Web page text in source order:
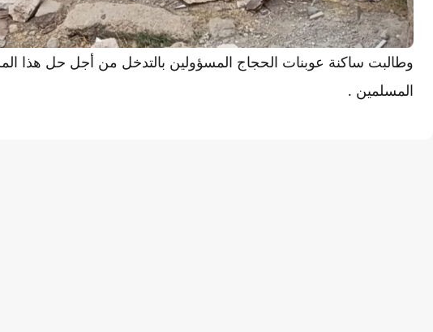
وطالبت ساكنة عوبنات الحجاج المسؤولين بالتدخل من أجل حل هذا
المسلمين .